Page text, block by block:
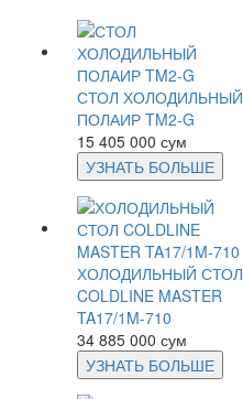
СТОЛ ХОЛОДИЛЬНЫЙ
ПОЛАИР TM2-G
15 405 000 сум
УЗНАТЬ БОЛЬШЕ
ХОЛОДИЛЬНЫЙ СТОЛ
COLDLINE MASTER
TA17/1M-710
34 885 000 сум
УЗНАТЬ БОЛЬШЕ